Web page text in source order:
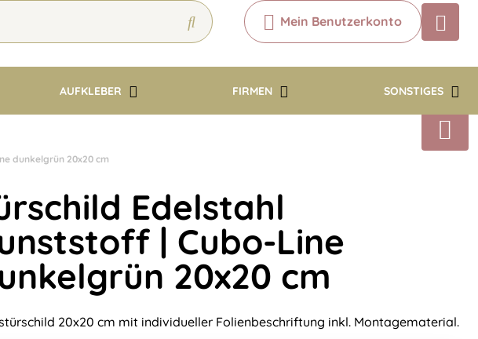
Mein Benutzerkonto
AUFKLEBER FIRMEN SONSTIGES
Chatbot
Chatten Sie 24/7 mit unserem
Kontakt
dunkelgrün 20x20 cm
Edelstahl
| Cubo-Line
20x20 cm
20x20 cm mit individueller Folienbeschriftung inkl. Montagematerial.